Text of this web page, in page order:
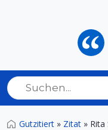
Gutzitiert » Zitat » Rita